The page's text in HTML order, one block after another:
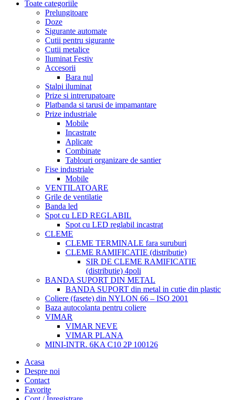
Toate categoriile
Prelungitoare
Doze
Sigurante automate
Cutii pentru sigurante
Cutii metalice
Iluminat Festiv
Accesorii
Bara nul
Stalpi iluminat
Prize si intrerupatoare
Platbanda si tarusi de impamantare
Prize industriale
Mobile
Incastrate
Aplicate
Combinate
Tablouri organizare de santier
Fise industriale
Mobile
VENTILATOARE
Grile de ventilatie
Banda led
Spot cu LED REGLABIL
Spot cu LED reglabil incastrat
CLEME
CLEME TERMINALE fara suruburi
CLEME RAMIFICATIE (distributie)
SIR DE CLEME RAMIFICATIE
(distributie) 4poli
BANDA SUPORT DIN METAL
BANDA SUPORT din metal in cutie din plastic
Coliere (fasete) din NYLON 66 – ISO 2001
Baza autocolanta pentru coliere
VIMAR
VIMAR NEVE
VIMAR PLANA
MINI-INTR. 6KA C10 2P 100126
Acasa
Despre noi
Contact
Favorite